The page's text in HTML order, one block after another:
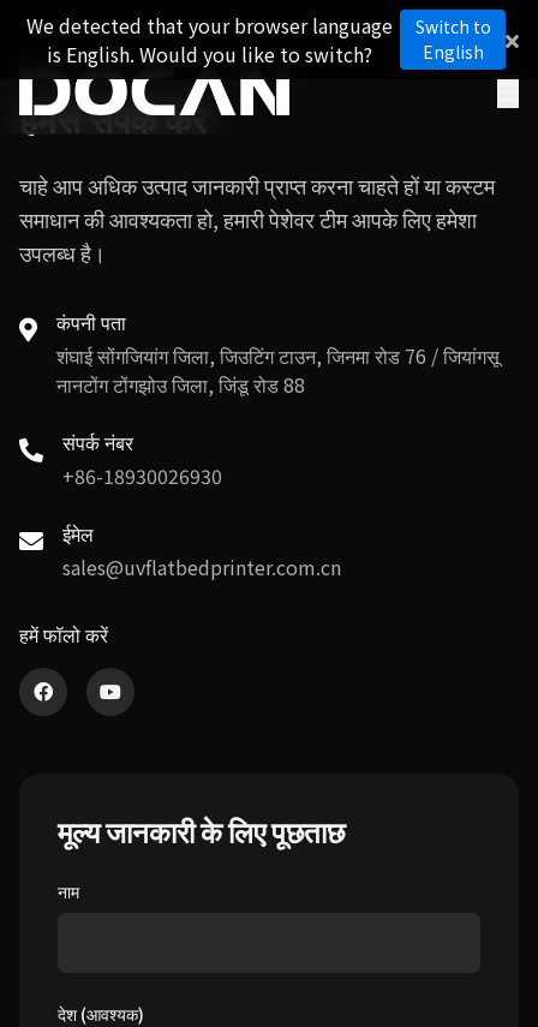
We detected that your browser language
is English. Would you like to switch?
Switch to
English
हमसे संपर्क करें
चाहे आप अधिक उत्पाद जानकारी प्राप्त करना चाहते हों या कस्टम
समाधान की आवश्यकता हो, हमारी पेशेवर टीम आपके लिए हमेशा
उपलब्ध है।
कंपनी पता
शंघाई सोंगजियांग जिला, जिउटिंग टाउन, जिनमा रोड 76 / जियांगसू
नानटोंग टोंगझोउ जिला, जिंडू रोड 88
संपर्क नंबर
+86-18930026930
ईमेल
sales@uvflatbedprinter.com.cn
हमें फॉलो करें
मूल्य जानकारी के लिए पूछताछ
नाम
देश (आवश्यक)